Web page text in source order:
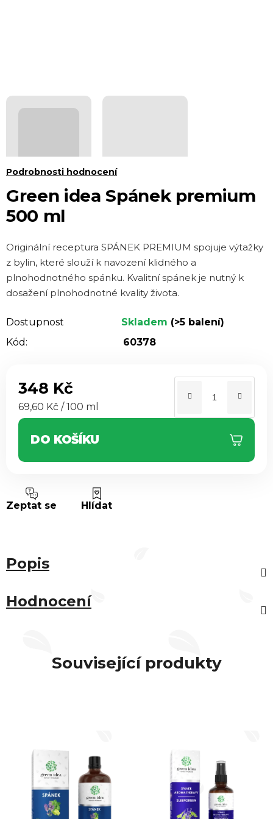
Green idea Spánek premium
500 ml
Průměrné
produktu
je
z 5
hvězdiček.
Podrobnosti hodnocení
Originální receptura SPÁNEK PREMIUM spojuje výtažky
z bylin, které slouží k navození klidného a
plnohodnotného spánku. Kvalitní spánek je nutný k
dosažení plnohodnotné kvality života.
Dostupnost Skladem (>5 balení)
Kód:
60378
348 Kč
Měrná cena:
69,60 Kč / 100 ml
DO KOŠÍKU
Zeptat se Hlídat
Popis
Hodnocení
Související produkty